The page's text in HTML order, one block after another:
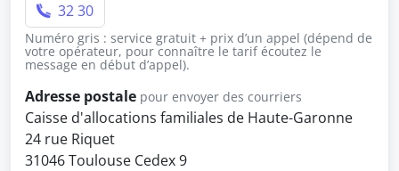
32 30
Numéro gris : service gratuit + prix d’un appel (dépend de
votre opérateur, pour connaître le tarif écoutez le
message en début d’appel).
Adresse postale pour envoyer des courriers
Caisse d'allocations familiales de Haute-Garonne
24 rue Riquet
31046 Toulouse Cedex 9